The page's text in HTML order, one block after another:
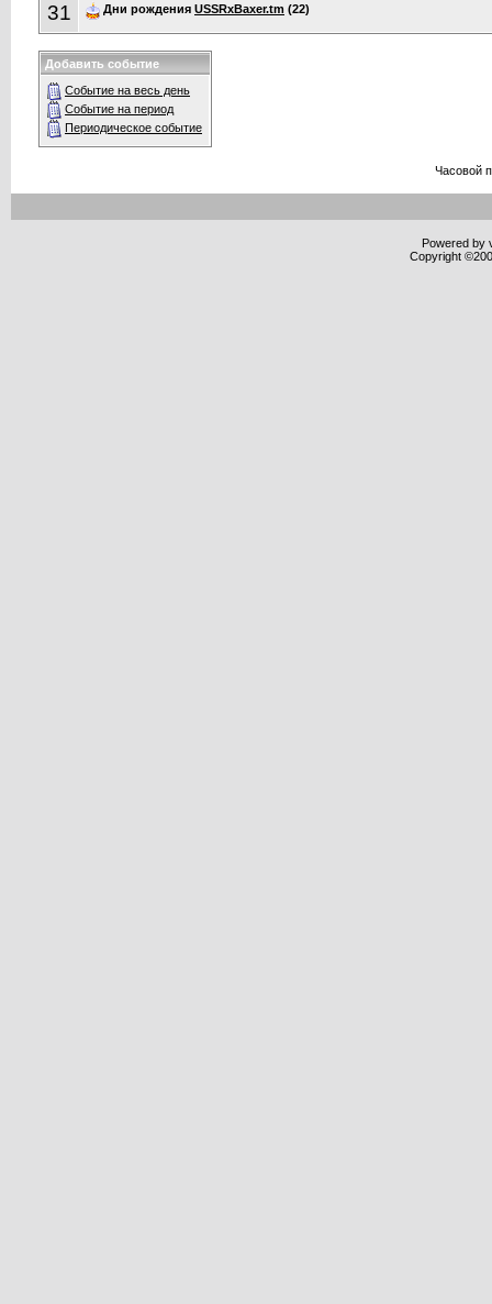
31 Дни рождения USSRxBaxer.tm (22)
Добавить событие
Событие на весь день
Событие на период
Периодическое событие
Часовой
Powered by
Copyright